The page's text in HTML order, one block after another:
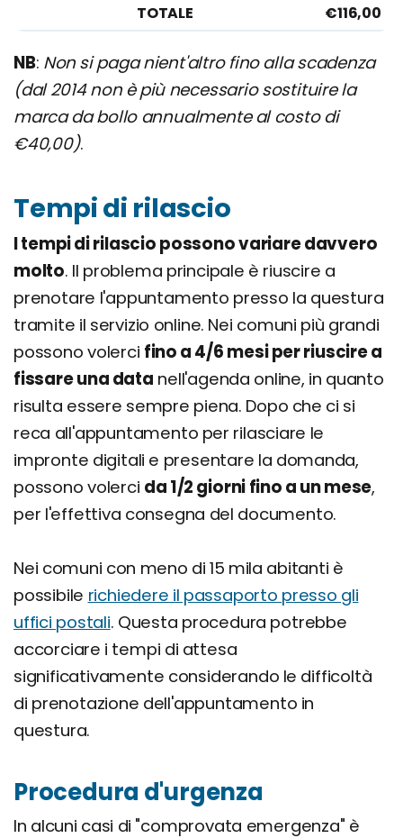
TOTALE €116,00
NB: Non si paga nient'altro fino alla scadenza
(dal 2014 non è più necessario sostituire la
marca da bollo annualmente al costo di
€40,00).
Tempi di rilascio
I tempi di rilascio possono variare davvero
molto. Il problema principale è riuscire a
prenotare l'appuntamento presso la questura
tramite il servizio online. Nei comuni più grandi
possono volerci fino a 4/6 mesi per riuscire a
fissare una data nell'agenda online, in quanto
risulta essere sempre piena. Dopo che ci si
reca all'appuntamento per rilasciare le
impronte digitali e presentare la domanda,
possono volerci da 1/2 giorni fino a un mese,
per l'effettiva consegna del documento.
Nei comuni con meno di 15 mila abitanti è
possibile richiedere il passaporto presso gli
uffici postali. Questa procedura potrebbe
accorciare i tempi di attesa
significativamente considerando le difficoltà
di prenotazione dell'appuntamento in
questura.
Procedura d'urgenza
In alcuni casi di "comprovata emergenza" è